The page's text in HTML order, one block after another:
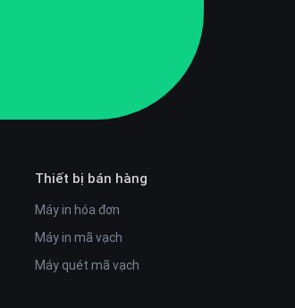
Thiết bị bán hàng
Máy in hóa đơn
Máy in mã vạch
Máy quét mã vạch